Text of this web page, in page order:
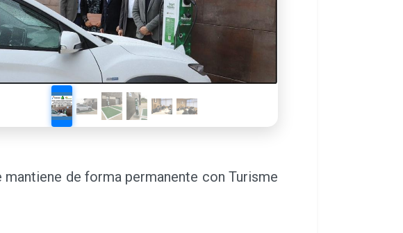
entre sus actuaciones de 2019, se
del marco de la colaboración público-